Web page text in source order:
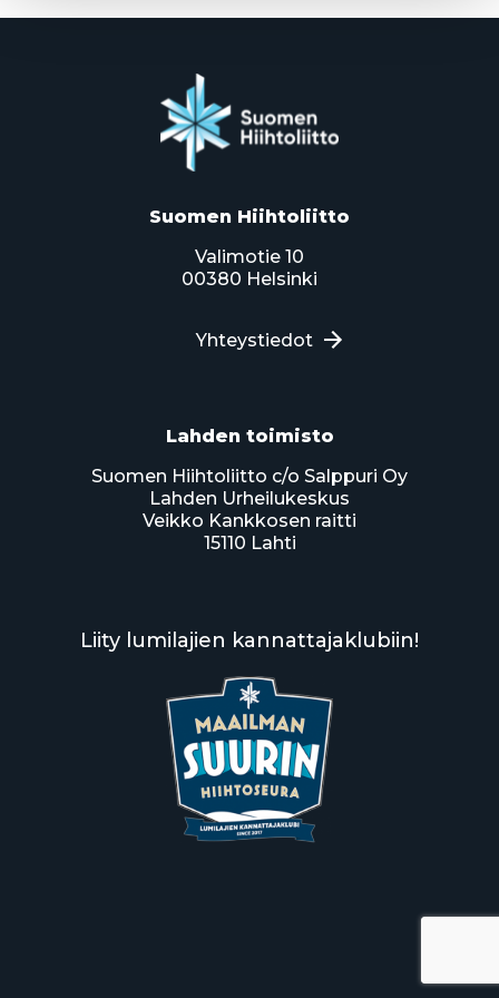
Suomen Hiihtoliitto
Valimotie 10
00380 Helsinki
Yhteystiedot
Lahden toimisto
Suomen Hiihtoliitto c/o Salppuri Oy
Lahden Urheilukeskus
Veikko Kankkosen raitti
15110 Lahti
Liity lumilajien kannattajaklubiin!